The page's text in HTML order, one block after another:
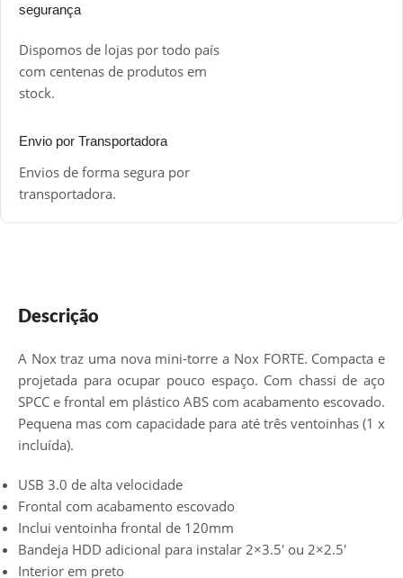
segurança
Dispomos de lojas por todo país
com centenas de produtos em
stock.
Envio por Transportadora
Envios de forma segura por
transportadora.
Descrição
A Nox traz uma nova mini-torre a Nox FORTE. Compacta e
projetada para ocupar pouco espaço. Com chassi de aço
SPCC e frontal em plástico ABS com acabamento escovado.
Pequena mas com capacidade para até três ventoinhas (1 x
incluída).
USB 3.0 de alta velocidade
Frontal com acabamento escovado
Inclui ventoinha frontal de 120mm
Bandeja HDD adicional para instalar 2×3.5′ ou 2×2.5′
Interior em preto